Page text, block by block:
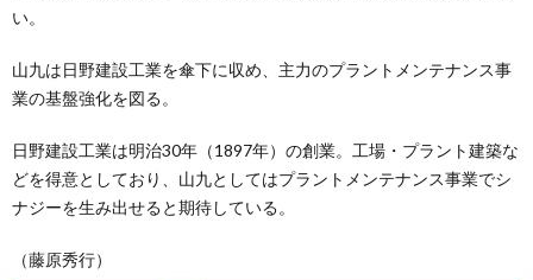
い。
山九は日野建設工業を傘下に収め、主力のプラントメンテナンス事
業の基盤強化を図る。
日野建設工業は明治30年（1897年）の創業。工場・プラント建築な
どを得意としており、山九としてはプラントメンテナンス事業でシ
ナジーを生み出せると期待している。
（藤原秀行）